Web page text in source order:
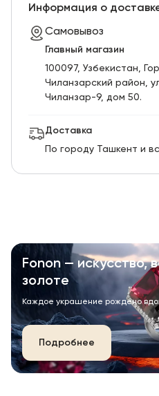
RU ENG
Информация о
Самовывоз
Главный магазин
100097, Узбекистан,
Чиланзарский pайон,
Чиланзар-9, дом 50.
Доставка
По городу Ташкент и
Fonon — искусство,
золоте
Каждое украшение рождено
Подробнее